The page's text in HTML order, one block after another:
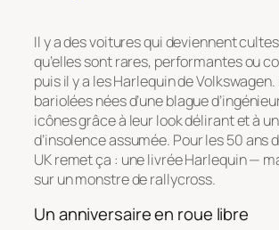
Il y a des voitures qui deviennent
qu’elles sont rares, performantes ou
puis il y a les Harlequin de
bariolées nées d’une blague
icônes grâce à leur look délirant et à
d’insolence assumée. Pour les 50 ans
UK remet ça : une livrée Harlequin —
sur un monstre de rallycross.
Un anniversaire en roue libre